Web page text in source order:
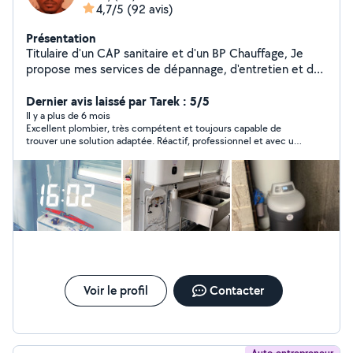
4,7/5 (92 avis)
Présentation
Titulaire d'un CAP sanitaire et d'un BP Chauffage, Je
propose mes services de dépannage, d'entretien et de
baignoire, débouchage, recherche de fuite , différentes
modifications et tout travaux sanitaires Création de
salle de bain
Dernier avis laissé par Tarek : 5/5
Il y a plus de 6 mois
Excellent plombier, très compétent et toujours capable de
trouver une solution adaptée. Réactif, professionnel et avec un
plombiers sur Annecy qui demandaient des sommes
exorbitantes. Je recommande vivement !
Voir le profil Contacter